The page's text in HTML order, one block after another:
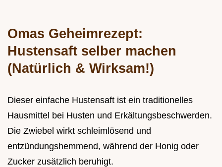
Omas Geheimrezept:
Hustensaft selber machen
(Natürlich & Wirksam!)
Dieser einfache Hustensaft ist ein traditionelles
Hausmittel bei Husten und Erkältungsbeschwerden.
Die Zwiebel wirkt schleimlösend und
entzündungshemmend, während der Honig oder
Zucker zusätzlich beruhigt.